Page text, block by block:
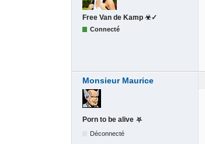
Free Van de Kamp ☣✓
Connecté
Monsieur Maurice
Porn to be alive ⛧
Déconnecté